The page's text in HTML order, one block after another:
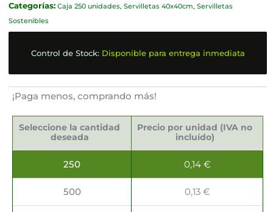
Categorías: Caja 250 unidades, Servilletas 40x40cm, Servilletas
Sostenibles
Control de Stock: Disponible para entrega inmediata
¡Paga menos, comprando más!
Seleccione la cantidad
deseada
Precio por unidad (IVA no
incluído)
250 0,14 €
500 0,13 €
Sostenibles
40x40cm